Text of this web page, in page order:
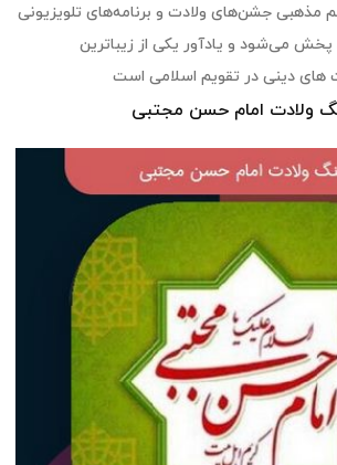
مذهبی جشن‌های ولادت و برنامه‌های تلویزیونی
می‌شود و یادآور یکی از زیباترین
های دینی در تقویم اسلامی است
ولادت امام حسن مجتبی